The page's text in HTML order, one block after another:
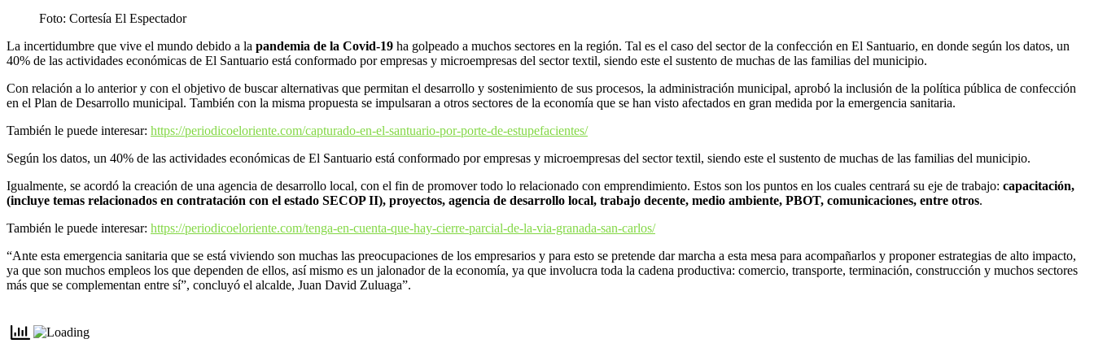
Foto: Cortesía El Espectador
La incertidumbre que vive el mundo debido a la pandemia de la Covid-19 ha golpeado a muchos sectores en la región. Tal es el caso del sector de la confección en El Santuario, en donde según los datos, un
40% de las actividades económicas de El Santuario está conformado por empresas y microempresas del sector textil, siendo este el sustento de muchas de las familias del municipio.
Con relación a lo anterior y con el objetivo de buscar alternativas que permitan el desarrollo y sostenimiento de sus procesos, la administración municipal, aprobó la inclusión de la política pública de confección
en el Plan de Desarrollo municipal. También con la misma propuesta se impulsaran a otros sectores de la economía que se han visto afectados en gran medida por la emergencia sanitaria.
También le puede interesar: https://periodicoeloriente.com/capturado-en-el-santuario-por-porte-de-estupefacientes/
Según los datos, un 40% de las actividades económicas de El Santuario está conformado por empresas y microempresas del sector textil, siendo este el sustento de muchas de las familias del municipio.
Igualmente, se acordó la creación de una agencia de desarrollo local, con el fin de promover todo lo relacionado con emprendimiento. Estos son los puntos en los cuales centrará su eje de trabajo: capacitación,
(incluye temas relacionados en contratación con el estado SECOP II), proyectos, agencia de desarrollo local, trabajo decente, medio ambiente, PBOT, comunicaciones, entre otros.
También le puede interesar: https://periodicoeloriente.com/tenga-en-cuenta-que-hay-cierre-parcial-de-la-via-granada-san-carlos/
“Ante esta emergencia sanitaria que se está viviendo son muchas las preocupaciones de los empresarios y para esto se pretende dar marcha a esta mesa para acompañarlos y proponer estrategias de alto impacto,
ya que son muchos empleos los que dependen de ellos, así mismo es un jalonador de la economía, ya que involucra toda la cadena productiva: comercio, transporte, terminación, construcción y muchos sectores
más que se complementan entre sí”, concluyó el alcalde, Juan David Zuluaga”.